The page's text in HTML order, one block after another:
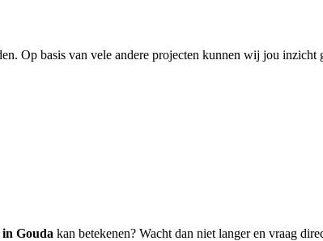
Op basis van vele andere projecten kunnen wij jou
Gouda kan betekenen? Wacht dan niet langer en vraag